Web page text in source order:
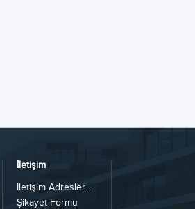
İletişim
İletişim Adresler...
Şikayet Formu